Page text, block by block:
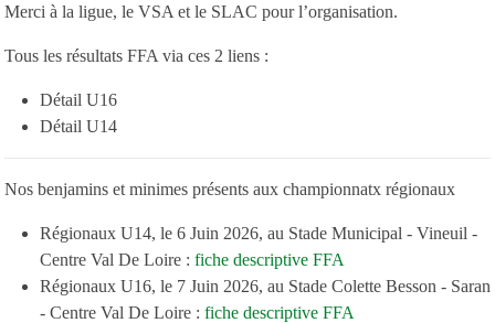
Merci à la ligue, le VSA et le SLAC pour l’organisation.
Tous les résultats FFA via ces 2 liens :
Détail U16
Détail U14
Nos benjamins et minimes présents aux championnatx régionaux
Régionaux U14, le 6 Juin 2026, au Stade Municipal - Vineuil -
Centre Val De Loire : fiche descriptive FFA
Régionaux U16, le 7 Juin 2026, au Stade Colette Besson - Saran
- Centre Val De Loire : fiche descriptive FFA